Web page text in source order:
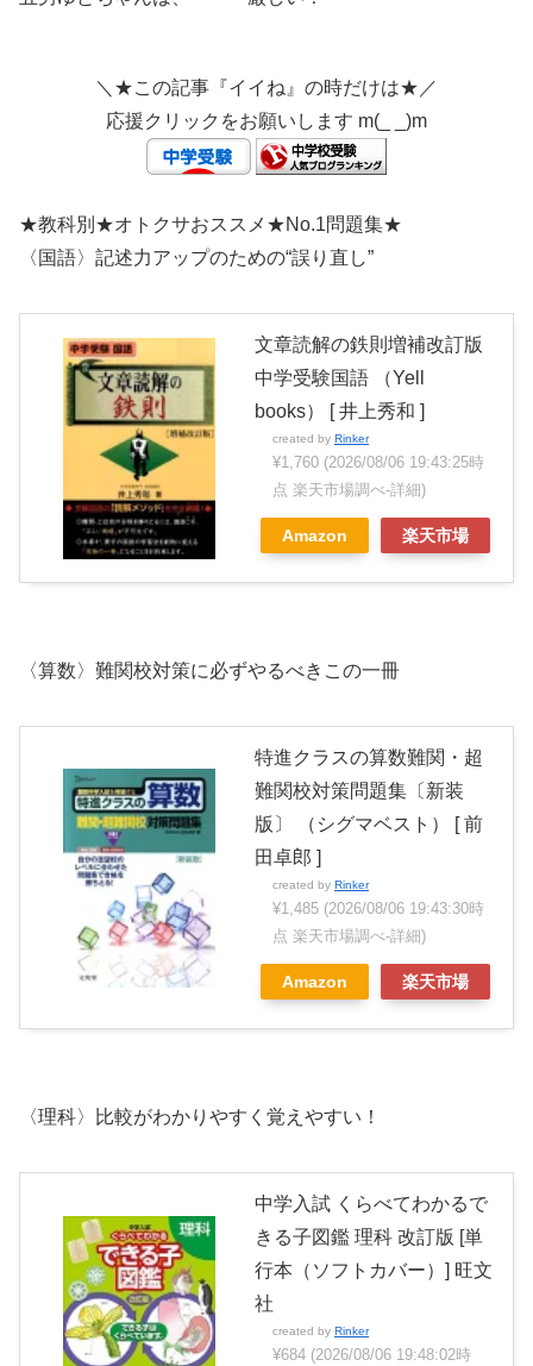
＼★この記事『イイね』の時だけは★／
応援クリックをお願いします m(_ _)m
★教科別★オトクサおススメ★No.1問題集★
〈国語〉記述力アップのための“誤り直し”
文章読解の鉄則増補改訂版
中学受験国語 （Yell
books） [ 井上秀和 ]
created by Rinker
¥1,760 (2026/08/06 19:43:25時
点 楽天市場調べ-詳細)
Amazon 楽天市場
〈算数〉難関校対策に必ずやるべきこの一冊
特進クラスの算数難関・超
難関校対策問題集〔新装
版〕 （シグマベスト） [ 前
田卓郎 ]
created by Rinker
¥1,485 (2026/08/06 19:43:30時
点 楽天市場調べ-詳細)
Amazon 楽天市場
〈理科〉比較がわかりやすく覚えやすい！
中学入試 くらべてわかるで
きる子図鑑 理科 改訂版 [単
行本（ソフトカバー）] 旺文
社
created by Rinker
¥684 (2026/08/06 19:48:02時